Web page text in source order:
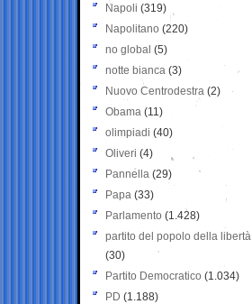
Napoli (319)
Napolitano (220)
no global (5)
notte bianca (3)
Nuovo Centrodestra (2)
Obama (11)
olimpiadi (40)
Oliveri (4)
Pannella (29)
Papa (33)
Parlamento (1.428)
partito del popolo della libertà
(30)
Partito Democratico (1.034)
PD (1.188)